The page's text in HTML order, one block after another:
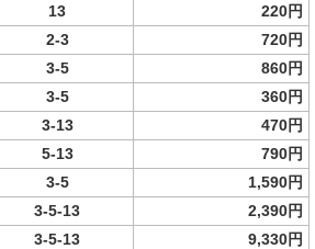
13
220円
2-3
720円
3-5 860円
3-5
360円
3-13
470円
5-13
790円
3-5
1,590円
3-5-13
2,390円
3-5-13 9,330円